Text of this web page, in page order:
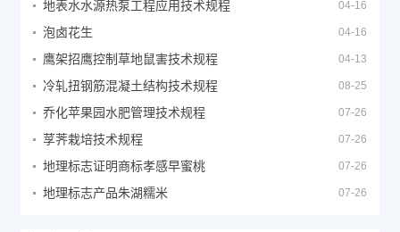
地表水水源热泵工程应用技术规程 04-16
泡卤花生 04-16
鹰架招鹰控制草地鼠害技术规程 04-13
冷轧扭钢筋混凝土结构技术规程 08-25
乔化苹果园水肥管理技术规程 07-26
莩荠栽培技术规程 07-26
地理标志证明商标孝感早蜜桃 07-26
地理标志产品朱湖糯米 07-26